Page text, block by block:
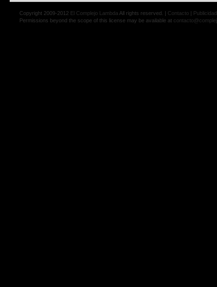
Copyright 2009-2012 El Complejo Lambda All rights reserved. | Contacto | Publicidad
Permissions beyond the scope of this license may be available at